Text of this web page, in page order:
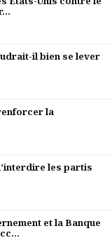
il bien se lever
la
les partis
et la Banque